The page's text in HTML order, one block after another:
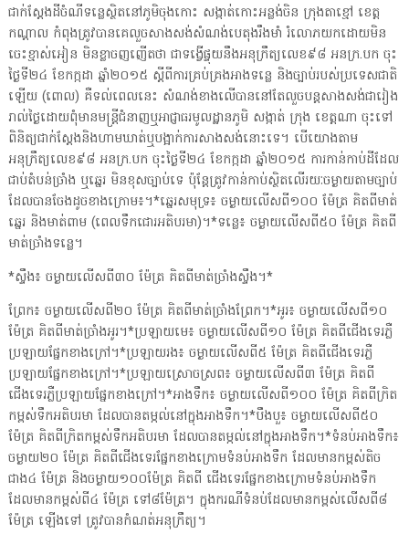
ជាក់ស្ដែងដីចំណីទន្លេស្ថិតនៅភូមិចុងកោះ សង្កាត់កោះអន្លង់ចិន ក្រុងតាខ្មៅ ខេត្ត
កណ្ដាល កំពុងត្រូវបានគេលួចសាងសង់សំណង់បេតុងរឹងមាំ រំលោភយកដោយមិន
ចេះខ្មាស់អៀន មិនខ្លាចញញើតថា ជាទង្វើផ្ទុយនឹងអនុក្រឹត្យលេខ៩៨ អនក្រ.បក ចុះ
ថ្ងៃទី២៤ ខែកក្កដា ឆ្នាំ២០១៥ ស្តីពីការគ្រប់គ្រងអាងទន្លេ និងច្បាប់របស់ប្រទេសជាតិ
ឡើយ (ពោល) គឺទល់ពេលនេះ សំណង់ខាងលើបាននៅតែលួចបន្តសាងសង់ជារៀង
រាល់ថ្ងៃដោយពុំមានមន្ត្រីជំនាញឬអាជ្ញាធរមូលដ្ឋានភូមិ សង្កាត់ ក្រុង ខេត្តណា ចុះទៅ
ពិនិត្យជាក់ស្ដែងនិងហាមឃាត់ឬបង្អាក់ការសាងសង់នោះទេ។ បើយោងតាម
អនុក្រឹត្យលេខ៩៨ អនក្រ.បក ចុះថ្ងៃទី២៤ ខែកក្កដា ឆ្នាំ២០១៥ ការកាន់កាប់ដីដែល
ជាប់តំបន់ច្រាំង ឬឆ្នេរ មិនខុសច្បាប់ទេ ប៉ុន្តែត្រូវកាន់កាប់ស្ថិតលើរយៈចម្ងាយតាមច្បាប់
ដែលបានចែងដូចខាងក្រោម៖។*ឆ្នេរសមុទ្រ៖ ចម្ងាយលើសពី១០០ ម៉ែត្រ គិតពីមាត់
ឆ្នេរ និងមាត់ពាម (ពេលទឹកជោរអតិបរមា)។*ទន្លេ៖ ចម្ងាយលើសពី៥០ ម៉ែត្រ គិតពី
មាត់ច្រាំងទន្លេ។
*ស្ទឹង៖ ចម្ងាយលើសពី៣០ ម៉ែត្រ គិតពីមាត់ច្រាំងស្ទឹង។*
ព្រែក៖ ចម្ងាយលើសពី២០ ម៉ែត្រ គិតពីមាត់ច្រាំងព្រែក។*អូរ៖ ចម្ងាយលើសពី១០
ម៉ែត្រ គិតពីមាត់ច្រាំងអូរ។*ប្រឡាយមេ៖ ចម្ងាយលើសពី១០ ម៉ែត្រ គិតពីជើងទេរភ្លឺ
ប្រឡាយផ្នែកខាងក្រៅ។*ប្រឡាយរង៖ ចម្ងាយលើសពី៥ ម៉ែត្រ គិតពីជើងទេរភ្លឺ
ប្រឡាយផ្នែកខាងក្រៅ។*ប្រឡាយស្រោចស្រព៖ ចម្ងាយលើសពី៣ ម៉ែត្រ គិតពី
ជើងទេរភ្លឺប្រឡាយផ្នែកខាងក្រៅ។*អាងទឹក៖ ចម្ងាយលើសពី១០០ ម៉ែត្រ គិតពីក្រិត
កម្ពស់ទឹកអតិបរមា ដែលបានតម្កល់នៅក្នុងអាងទឹក។*បឹងបួ៖ ចម្ងាយលើសពី៥០
ម៉ែត្រ គិតពីក្រិតកម្ពស់ទឹកអតិបរមា ដែលបានតម្កល់នៅក្នុងអាងទឹក។*ទំនប់អាងទឹក៖
ចម្ងាយ២០ ម៉ែត្រ គិតពីជើងទេរផ្នែកខាងក្រោមទំនប់អាងទឹក ដែលមានកម្ពស់តិច
ជាង៤ ម៉ែត្រ និងចម្ងាយ១០០ម៉ែត្រ គិតពី ជើងទេរផ្នែកខាងក្រោមទំនប់អាងទឹក
ដែលមានកម្ពស់ពី៤ ម៉ែត្រ ទៅ៨ម៉ែត្រ។ ក្នុងករណីទំនប់ដែលមានកម្ពស់លើសពី៨
ម៉ែត្រ ឡើងទៅ ត្រូវបានកំណត់អនុក្រឹត្យ។